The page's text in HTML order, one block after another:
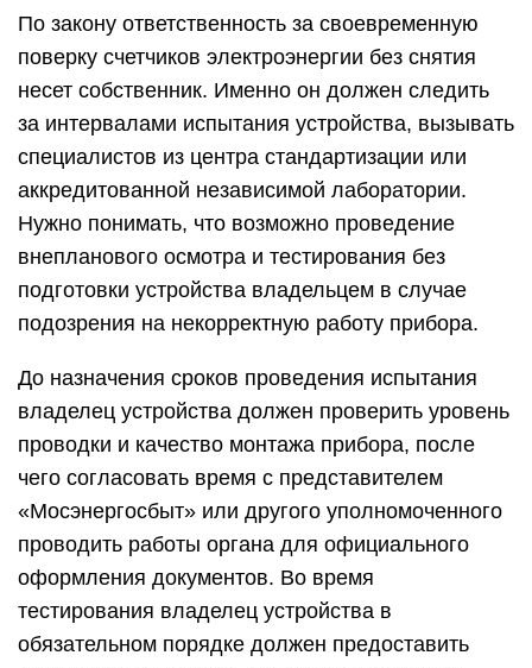
По закону ответственность за своевременную
поверку счетчиков электроэнергии без снятия
несет собственник. Именно он должен следить
за интервалами испытания устройства, вызывать
специалистов из центра стандартизации или
аккредитованной независимой лаборатории.
Нужно понимать, что возможно проведение
внепланового осмотра и тестирования без
подготовки устройства владельцем в случае
подозрения на некорректную работу прибора.
До назначения сроков проведения испытания
владелец устройства должен проверить уровень
проводки и качество монтажа прибора, после
чего согласовать время с представителем
«Мосэнергосбыт» или другого уполномоченного
проводить работы органа для официального
оформления документов. Во время
тестирования владелец устройства в
обязательном порядке должен предоставить